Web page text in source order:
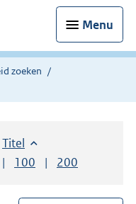
Menu
zoeken
Sorteer op:
Titel oplopend
per pagina
resultaten per pagina
Toon
100 resultaten per
Toon
200